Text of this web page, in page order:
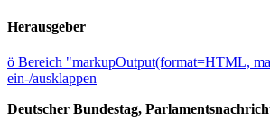
Herausgeber
ö Bereich "markupOutput(format=HTML,
ein-/ausklappen
Deutscher Bundestag,